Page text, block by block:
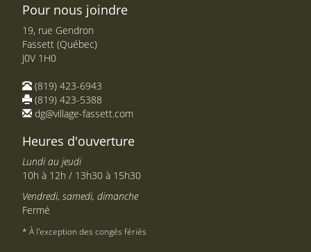
Pour nous joindre
19, rue Gendron
Fassett (Québec)
J0V 1H0
(819) 423-6943
(819) 423-5388
dg@village-fassett.com
Heures d'ouverture
Lundi au jeudi
10h à 12h / 13h30 à 15h30
Vendredi, samedi, dimanche
Fermé
* À l'exception des congés fériés